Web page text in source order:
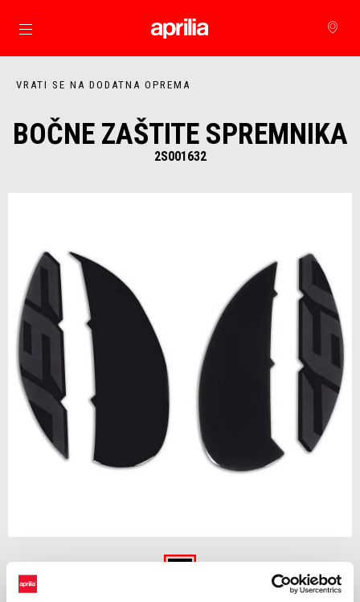
Idi na glavni izbornik
VRATI SE NA DODATNA OPREMA
BOČNE ZAŠTITE SPREMNIKA
2S001632
1
Crna